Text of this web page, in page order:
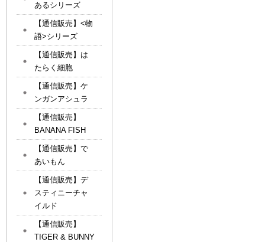
あるシリーズ
【通信販売】<物
語>シリーズ
【通信販売】は
たらく細胞
【通信販売】ケ
ンガンアシュラ
【通信販売】
BANANA FISH
【通信販売】で
あいもん
【通信販売】デ
スティニーチャ
イルド
【通信販売】
TIGER & BUNNY